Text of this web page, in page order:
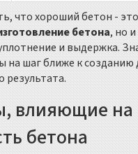
что хороший бетон -
бетона, но
и выдержка.
на шаг ближе к созданию
результата.
влияющие на
бетона